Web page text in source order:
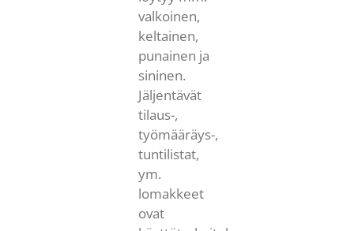
valkoinen,
keltainen,
punainen ja
sininen.
Jäljentävät
tilaus-,
työmääräys-,
tuntilistat,
ym.
lomakkeet
ovat